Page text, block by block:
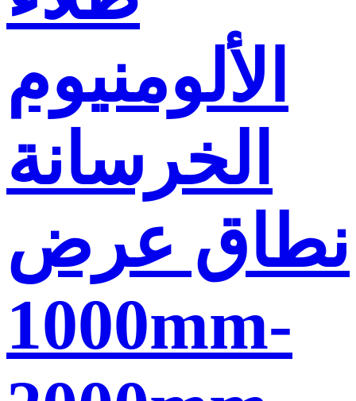
الألومنيوم
الخرسانة
نطاق عرض
1000mm-